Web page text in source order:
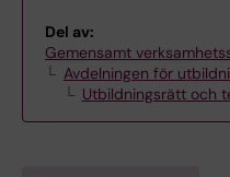
Del av:
Gemensamt
Avdelningen för
Utbildningsrätt och